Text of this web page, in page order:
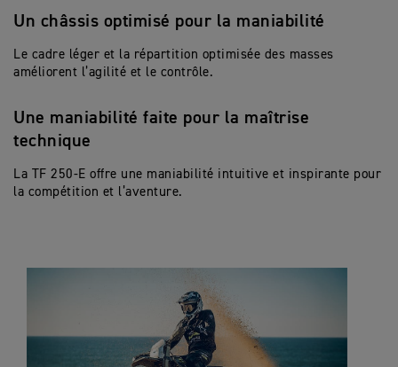
Un châssis optimisé pour la maniabilité
Le cadre léger et la répartition optimisée des masses
améliorent l’agilité et le contrôle.
Une maniabilité faite pour la maîtrise
technique
La TF 250-E offre une maniabilité intuitive et inspirante pour
la compétition et l’aventure.